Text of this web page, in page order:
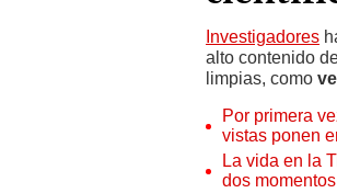
Investigadores
alto contenido
limpias, como
Por primera
vistas ponen
La vida en la
dos